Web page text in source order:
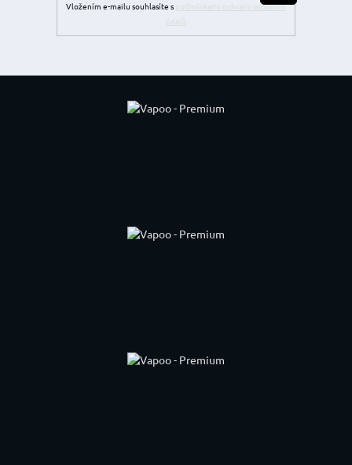
Vložením e-mailu souhlasíte s
podmínkami ochrany osobních